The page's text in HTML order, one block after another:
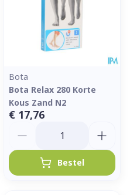
Bota
Bota Relax 280 Korte
Kous Zand N2
€ 17,76
Bestel